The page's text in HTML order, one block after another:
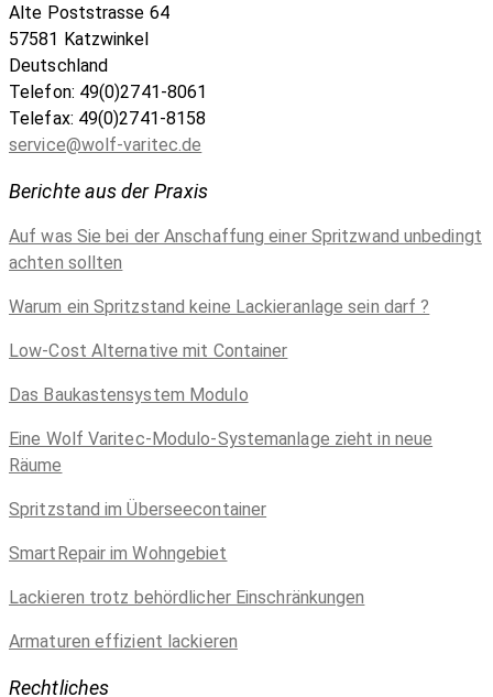
Alte Poststrasse 64
57581 Katzwinkel
Deutschland
Telefon: 49(0)2741-8061
Telefax: 49(0)2741-8158
service@wolf-varitec.de
Berichte aus der Praxis
Auf was Sie bei der Anschaffung einer Spritzwand unbedingt
achten sollten
Warum ein Spritzstand keine Lackieranlage sein darf ?
Low-Cost Alternative mit Container
Das Baukastensystem Modulo
Eine Wolf Varitec-Modulo-Systemanlage zieht in neue
Räume
Spritzstand im Überseecontainer
SmartRepair im Wohngebiet
Lackieren trotz behördlicher Einschränkungen
Armaturen effizient lackieren
Rechtliches